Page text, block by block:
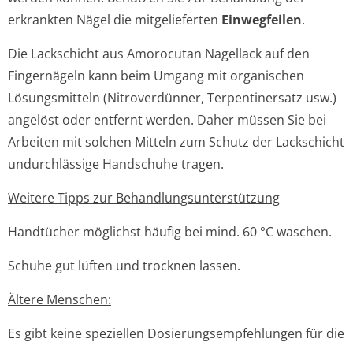
erkrankten Nägel die mitgelieferten Einwegfeilen.
Die Lackschicht aus Amorocutan Nagellack auf den
Fingernägeln kann beim Umgang mit organischen
Lösungsmitteln (Nitroverdünner, Terpentinersatz usw.)
angelöst oder entfernt werden. Daher müssen Sie bei
Arbeiten mit solchen Mitteln zum Schutz der Lackschicht
undurchlässige Handschuhe tragen.
Weitere Tipps zur Behandlungsun­terstützung
Handtücher möglichst häufig bei mind. 60 °C waschen.
Schuhe gut lüften und trocknen lassen.
Ältere Menschen:
Es gibt keine speziellen Dosierungsempfeh­lungen für die